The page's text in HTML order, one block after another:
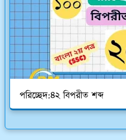
পরিচ্ছেদ:৪২ বিপরীত শব্দ